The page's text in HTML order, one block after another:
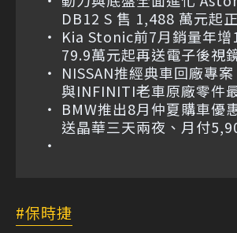
DB12 S 售 1,488 萬元起
Kia Stonic前7月銷量年
79.9萬元起再送電子後視
NISSAN推經典車回廠專
與INFINITI老車原廠零件
BMW推出8月仲夏購車
送晶華三天兩夜、月付
保時捷